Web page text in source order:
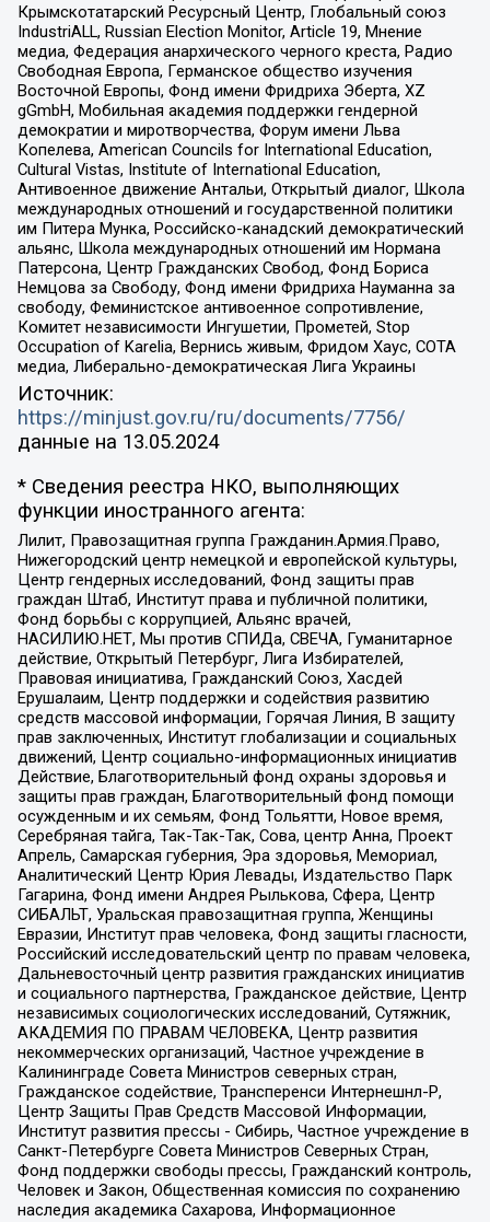
Крымскотатарский Ресурсный Центр, Глобальный союз
IndustriALL, Russian Election Monitor, Article 19, Мнение
медиа, Федерация анархического черного креста, Радио
Свободная Европа, Германское общество изучения
Восточной Европы, Фонд имени Фридриха Эберта, XZ
gGmbH, Мобильная академия поддержки гендерной
демократии и миротворчества, Форум имени Льва
Копелева, American Councils for International Education,
Cultural Vistas, Institute of International Education,
Антивоенное движение Антальи, Открытый диалог, Школа
международных отношений и государственной политики
им Питера Мунка, Российско-канадский демократический
альянс, Школа международных отношений им Нормана
Патерсона, Центр Гражданских Свобод, Фонд Бориса
Немцова за Свободу, Фонд имени Фридриха Науманна за
свободу, Феминистское антивоенное сопротивление,
Комитет независимости Ингушетии, Прометей, Stop
Occupation of Karelia, Вернись живым, Фридом Хаус, СОТА
медиа, Либерально-демократическая Лига Украины
Источник:
https://minjust.gov.ru/ru/documents/7756/
данные на 13.05.2024
* Сведения реестра НКО, выполняющих
функции иностранного агента:
Лилит, Правозащитная группа Гражданин.Армия.Право,
Нижегородский центр немецкой и европейской культуры,
Центр гендерных исследований, Фонд защиты прав
граждан Штаб, Институт права и публичной политики,
Фонд борьбы с коррупцией, Альянс врачей,
НАСИЛИЮ.НЕТ, Мы против СПИДа, СВЕЧА, Гуманитарное
действие, Открытый Петербург, Лига Избирателей,
Правовая инициатива, Гражданский Союз, Хасдей
Ерушалаим, Центр поддержки и содействия развитию
средств массовой информации, Горячая Линия, В защиту
прав заключенных, Институт глобализации и социальных
движений, Центр социально-информационных инициатив
Действие, Благотворительный фонд охраны здоровья и
защиты прав граждан, Благотворительный фонд помощи
осужденным и их семьям, Фонд Тольятти, Новое время,
Серебряная тайга, Так-Так-Так, Сова, центр Анна, Проект
Апрель, Самарская губерния, Эра здоровья, Мемориал,
Аналитический Центр Юрия Левады, Издательство Парк
Гагарина, Фонд имени Андрея Рылькова, Сфера, Центр
СИБАЛЬТ, Уральская правозащитная группа, Женщины
Евразии, Институт прав человека, Фонд защиты гласности,
Российский исследовательский центр по правам человека,
Дальневосточный центр развития гражданских инициатив
и социального партнерства, Гражданское действие, Центр
независимых социологических исследований, Сутяжник,
АКАДЕМИЯ ПО ПРАВАМ ЧЕЛОВЕКА, Центр развития
некоммерческих организаций, Частное учреждение в
Калининграде Совета Министров северных стран,
Гражданское содействие, Трансперенси Интернешнл-Р,
Центр Защиты Прав Средств Массовой Информации,
Институт развития прессы - Сибирь, Частное учреждение в
Санкт-Петербурге Совета Министров Северных Стран,
Фонд поддержки свободы прессы, Гражданский контроль,
Человек и Закон, Общественная комиссия по сохранению
наследия академика Сахарова, Информационное